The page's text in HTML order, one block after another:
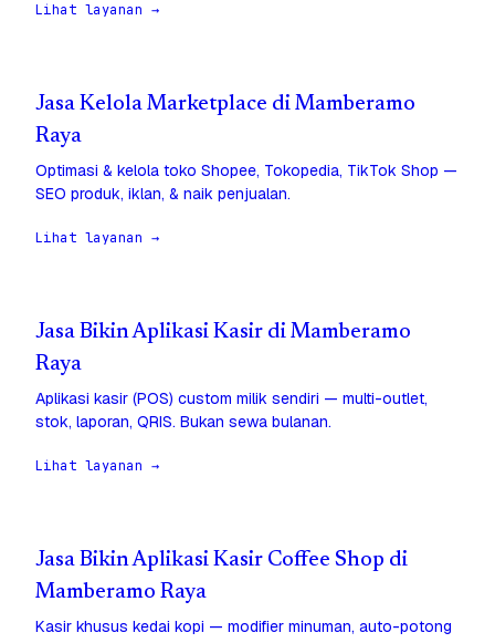
Lihat layanan →
Jasa Kelola Marketplace di Mamberamo
Raya
Optimasi & kelola toko Shopee, Tokopedia, TikTok Shop —
SEO produk, iklan, & naik penjualan.
Lihat layanan →
Jasa Bikin Aplikasi Kasir di Mamberamo
Raya
Aplikasi kasir (POS) custom milik sendiri — multi-outlet,
stok, laporan, QRIS. Bukan sewa bulanan.
Lihat layanan →
Jasa Bikin Aplikasi Kasir Coffee Shop di
Mamberamo Raya
Kasir khusus kedai kopi — modifier minuman, auto-potong